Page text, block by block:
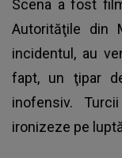
Scena a fost
Autorităţile din
incidentul, au
fapt, un ţipar
inofensiv.
ironizeze pe